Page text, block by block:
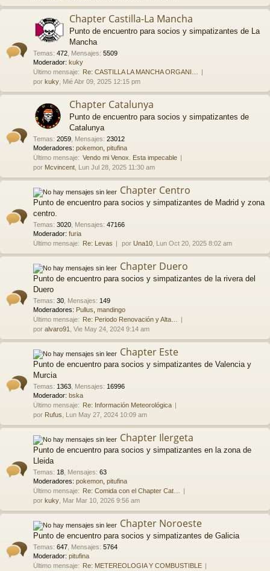
Chapter Castilla-La Mancha
Punto de encuentro para socios y simpatizantes de La
Mancha
Temas: 472 Mensajes: 5509
Moderador: kuky
Último mensaje: Re: CASTILLA LA MANCHA ORGANI…
por kuky , Mié Abr 09, 2025 12:15 pm
Chapter Catalunya
Punto de encuentro para socios y simpatizantes de
Catalunya
Temas: 2059 Mensajes: 23012
Moderadores: pokemon pitufina
Último mensaje: Vendo mi Venox. Esta impecable
por Mcvincent , Lun Jul 28, 2025 11:30 am
Chapter Centro
Punto de encuentro para socios y simpatizantes de Madrid y zona
centro.
Temas: 3020 Mensajes: 47166
Moderador: furia
Último mensaje: Re: Levas por Una10 , Lun Oct 20, 2025 8:02 am
Chapter Duero
Punto de encuentro para socios y simpatizantes de la rivera del
Duero
Temas: 30 Mensajes: 149
Moderadores: Pullus mandingo
Último mensaje: Re: Periodo Renovación y Alta…
por alvaro91 , Vie May 24, 2024 9:14 am
Chapter Este
Punto de encuentro para socios y simpatizantes de Valencia y
Murcia
Temas: 1363 Mensajes: 16996
Moderador: bska
Último mensaje: Re: Información Meteorológica
por Rufus , Lun May 27, 2024 10:09 am
Chapter Ilergeta
Punto de encuentro para socios y simpatizantes en la zona de
Lleida
Temas: 18 Mensajes: 63
Moderadores: pokemon pitufina
Último mensaje: Re: Comida con el Chapter Cat…
por kuky , Mar Mar 10, 2026 9:56 am
Chapter Noroeste
Punto de encuentro para socios y simpatizantes de Galicia
Temas: 647 Mensajes: 5764
Moderador: pitufina
Último mensaje: Re: METEREOLOGIA Y COMBUSTIBLE